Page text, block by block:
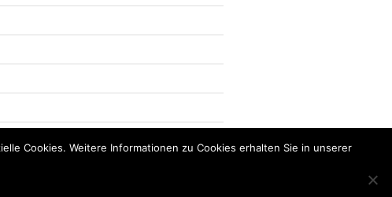
Cookies. Weitere Informationen zu Cookies erhalten Sie in unserer